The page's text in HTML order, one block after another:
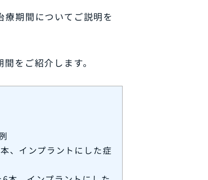
期間についてご説明を
をご紹介します。
、インプラントにした症